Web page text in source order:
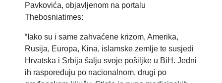
Pavkovića, objavljenom na portalu
Thebosniatimes:
“Iako su i same zahvaćene krizom, Amerika,
Rusija, Europa, Kina, islamske zemlje te susjedi
Hrvatska i Srbija šalju svoje pošiljke u BiH. Jedni
ih raspoređuju po nacionalnom, drugi po